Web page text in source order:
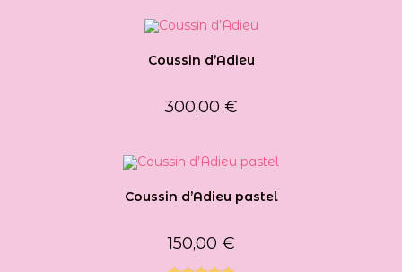
Coussin d’Adieu
300,00 €
Coussin d’Adieu pastel
150,00 €